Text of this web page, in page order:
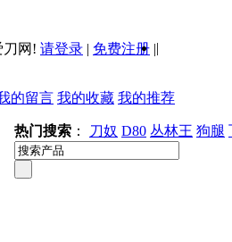
刀网! 请登录 | 免费注册 ||
的留言 我的收藏 我的推荐
热门搜索 ： 刀奴 D80 丛林王 狗腿